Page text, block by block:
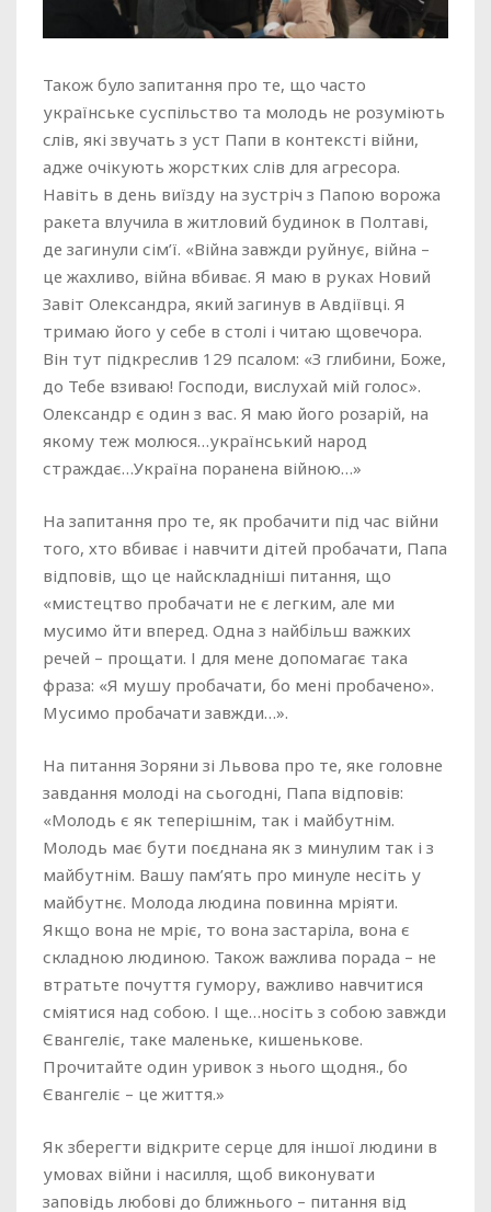
Також було запитання про те, що часто
українське суспільство та молодь не розуміють
слів, які звучать з уст Папи в контексті війни,
адже очікують жорстких слів для агресора.
Навіть в день виїзду на зустріч з Папою ворожа
ракета влучила в житловий будинок в Полтаві,
де загинули сім’ї. «Війна завжди руйнує, війна –
це жахливо, війна вбиває. Я маю в руках Новий
Завіт Олександра, який загинув в Авдіївці. Я
тримаю його у себе в столі і читаю щовечора.
Він тут підкреслив 129 псалом: «З глибини, Боже,
до Тебе взиваю! Господи, вислухай мій голос».
Олександр є один з вас. Я маю його розарій, на
якому теж молюся…український народ
страждає…Україна поранена війною…»
На запитання про те, як пробачити під час війни
того, хто вбиває і навчити дітей пробачати, Папа
відповів, що це найскладніші питання, що
«мистецтво пробачати не є легким, але ми
мусимо йти вперед. Одна з найбільш важких
речей – прощати. І для мене допомагає така
фраза: «Я мушу пробачати, бо мені пробачено».
Мусимо пробачати завжди…».
На питання Зоряни зі Львова про те, яке головне
завдання молоді на сьогодні, Папа відповів:
«Молодь є як теперішнім, так і майбутнім.
Молодь має бути поєднана як з минулим так і з
майбутнім. Вашу пам’ять про минуле несіть у
майбутнє. Молода людина повинна мріяти.
Якщо вона не мріє, то вона застаріла, вона є
складною людиною. Також важлива порада – не
втратьте почуття гумору, важливо навчитися
сміятися над собою. І ще…носіть з собою завжди
Євангеліє, таке маленьке, кишенькове.
Прочитайте один уривок з нього щодня., бо
Євангеліє – це життя.»
Як зберегти відкрите серце для іншої людини в
умовах війни і насилля, щоб виконувати
заповідь любові до ближнього – питання від